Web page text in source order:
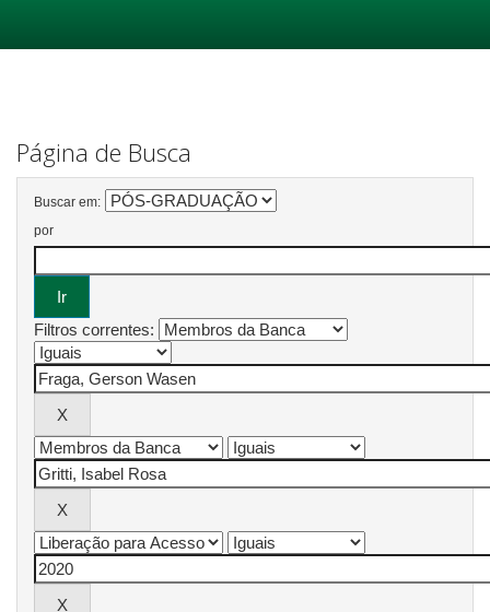
Página de Busca
Buscar em:
por
Filtros correntes: